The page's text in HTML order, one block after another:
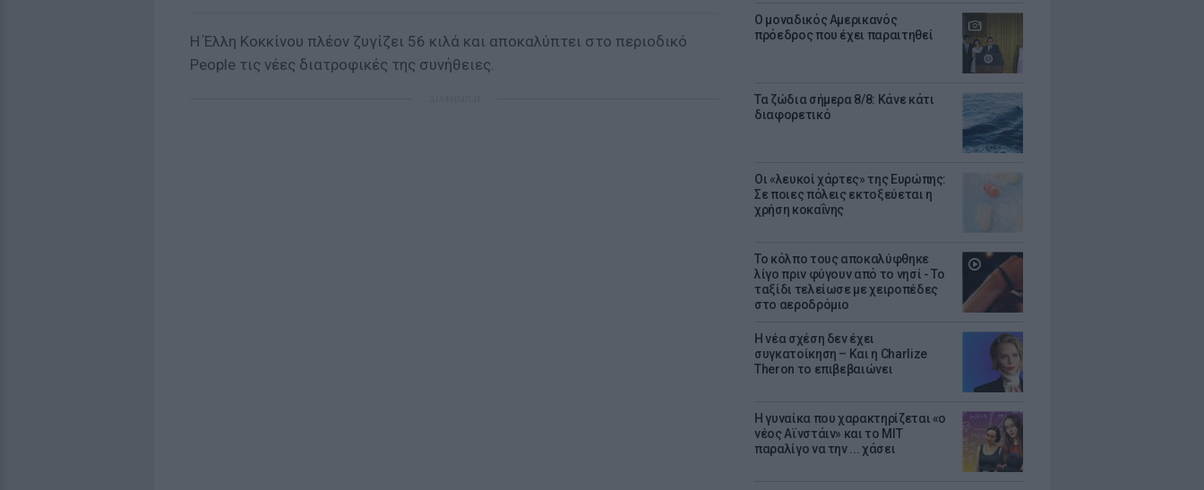
Ο μοναδικός Αμερικανός
πρόεδρος που έχει παραιτηθεί
Τα ζώδια σήμερα 8/8: Κάνε κάτι
διαφορετικό
Οι «λευκοί χάρτες» της Ευρώπης:
Σε ποιες πόλεις εκτοξεύεται η
χρήση κοκαΐνης
Το κόλπο τους αποκαλύφθηκε
λίγο πριν φύγουν από το νησί - Το
ταξίδι τελείωσε με χειροπέδες
στο αεροδρόμιο
Η νέα σχέση δεν έχει
συγκατοίκηση – Και η Charlize
Theron το επιβεβαιώνει
Η γυναίκα που χαρακτηρίζεται «ο
νέος Αϊνστάιν» και το MIT
παραλίγο να την ... χάσει
Η Έλλη Κοκκίνου πλέον ζυγίζει 56 κιλά και αποκαλύπτει στο περιοδικό
People τις νέες διατροφικές της συνήθειες.